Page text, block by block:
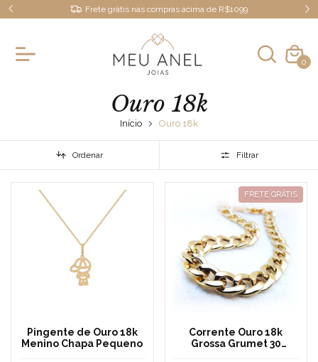
Frete grátis nas compras acima de R$1099
0
Ouro 18k
Início Ouro 18k
Ordenar Filtrar
Pingente de Ouro 18k
Menino Chapa Pequeno
FRETE GRÁTIS
Corrente Ouro 18k
Grossa Grumet 30